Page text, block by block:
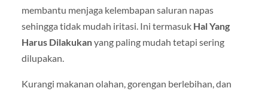
membantu menjaga kelembapan saluran napas
sehingga tidak mudah iritasi. Ini termasuk Hal Yang
Harus Dilakukanyang paling mudah tetapi sering
dilupakan.
Kurangi makanan olahan, gorengan berlebihan, dan